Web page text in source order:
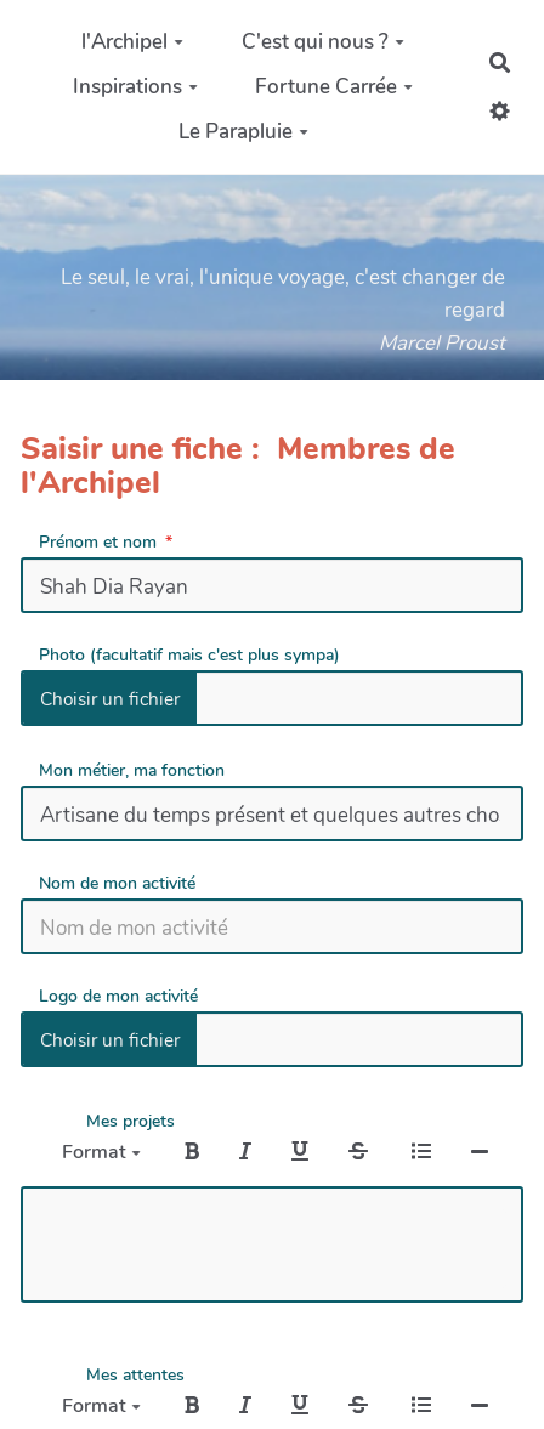
Aller au contenu principal
l'Archipel
C'est qui nous ?
Inspirations
Fortune Carrée
Le Parapluie
Le seul, le vrai, l'unique voyage, c'est changer de
regard
Marcel Proust
Saisir une fiche : Membres de
l'Archipel
Prénom et nom
Photo (facultatif mais c'est plus sympa)
Mon métier, ma fonction
Nom de mon activité
Logo de mon activité
Mes projets
Format
Mes attentes
Format